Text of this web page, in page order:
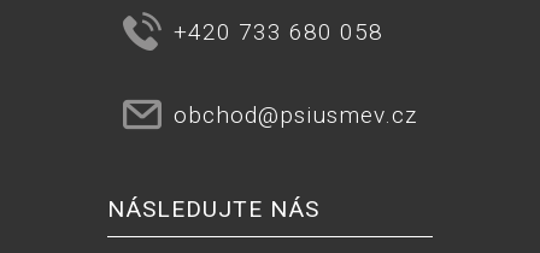
+420 733 680 058
obchod@psiusmev.cz
NÁSLEDUJTE NÁS